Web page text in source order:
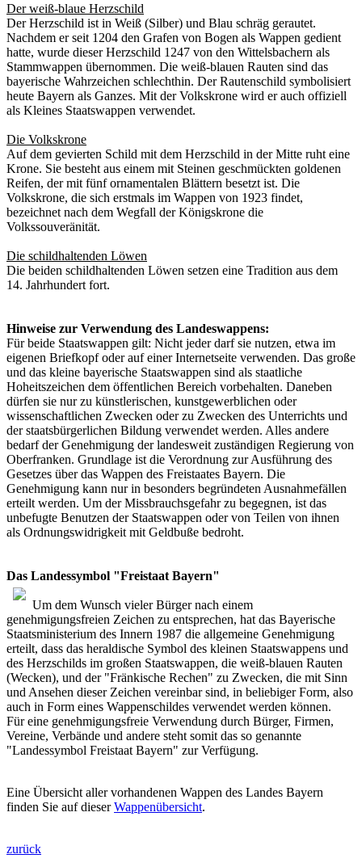
Der weiß-blaue Herzschild
Der Herzschild ist in Weiß (Silber) und Blau schräg gerautet.
Nachdem er seit 1204 den Grafen von Bogen als Wappen gedient
hatte, wurde dieser Herzschild 1247 von den Wittelsbachern als
Stammwappen übernommen. Die weiß-blauen Rauten sind das
bayerische Wahrzeichen schlechthin. Der Rautenschild symbolisiert
heute Bayern als Ganzes. Mit der Volkskrone wird er auch offiziell
als Kleines Staatswappen verwendet.
Die Volkskrone
Auf dem gevierten Schild mit dem Herzschild in der Mitte ruht eine
Krone. Sie besteht aus einem mit Steinen geschmückten goldenen
Reifen, der mit fünf ornamentalen Blättern besetzt ist. Die
Volkskrone, die sich erstmals im Wappen von 1923 findet,
bezeichnet nach dem Wegfall der Königskrone die
Volkssouveränität.
Die schildhaltenden Löwen
Die beiden schildhaltenden Löwen setzen eine Tradition aus dem
14. Jahrhundert fort.
Hinweise zur Verwendung des Landeswappens:
Für beide Staatswappen gilt: Nicht jeder darf sie nutzen, etwa im
eigenen Briefkopf oder auf einer Internetseite verwenden. Das große
und das kleine bayerische Staatswappen sind als staatliche
Hoheitszeichen dem öffentlichen Bereich vorbehalten. Daneben
dürfen sie nur zu künstlerischen, kunstgewerblichen oder
wissenschaftlichen Zwecken oder zu Zwecken des Unterrichts und
der staatsbürgerlichen Bildung verwendet werden. Alles andere
bedarf der Genehmigung der landesweit zuständigen Regierung von
Oberfranken. Grundlage ist die Verordnung zur Ausführung des
Gesetzes über das Wappen des Freistaates Bayern. Die
Genehmigung kann nur in besonders begründeten Ausnahmefällen
erteilt werden. Um der Missbrauchsgefahr zu begegnen, ist das
unbefugte Benutzen der Staatswappen oder von Teilen von ihnen
als Ordnungswidrigkeit mit Geldbuße bedroht.
Das Landessymbol "Freistaat Bayern"
Um dem Wunsch vieler Bürger nach einem
genehmigungsfreien Zeichen zu entsprechen, hat das Bayerische
Staatsministerium des Innern 1987 die allgemeine Genehmigung
erteilt, dass das heraldische Symbol des kleinen Staatswappens und
des Herzschilds im großen Staatswappen, die weiß-blauen Rauten
(Wecken), und der "Fränkische Rechen" zu Zwecken, die mit Sinn
und Ansehen dieser Zeichen vereinbar sind, in beliebiger Form, also
auch in Form eines Wappenschildes verwendet werden können.
Für eine genehmigungsfreie Verwendung durch Bürger, Firmen,
Vereine, Verbände und andere steht somit das so genannte
"Landessymbol Freistaat Bayern" zur Verfügung.
Eine Übersicht aller vorhandenen Wappen des Landes Bayern
finden Sie auf dieserWappenübersicht.
zurück